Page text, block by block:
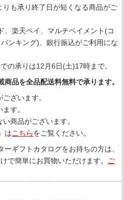
も承り終了日が短くなる商品がご
、楽天ペイ、マルチペイメント(コ
ンキング)、銀行振込がご利用にな
の承りは12月6日(土)17時まで。
品を全品配送料無料で承ります。
ざいます。
す。
商品がございます。
はこちらをご覧ください。
ギフトカタログをお持ちの方は、
で簡単にお買物いただけます。
ご